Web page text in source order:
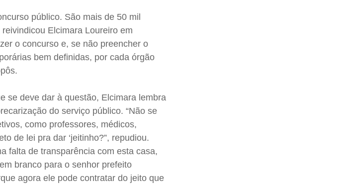
público. São mais de 50 mil
Elcimara Loureiro em
o concurso e, se não preencher o
bem definidas, por cada órgão
se deve dar à questão, Elcimara lembra
do serviço público. “Não se
como professores, médicos,
de lei pra dar ‘jeitinho?”, repudiou.
falta de transparência com esta casa,
branco para o senhor prefeito
agora ele pode contratar do jeito que